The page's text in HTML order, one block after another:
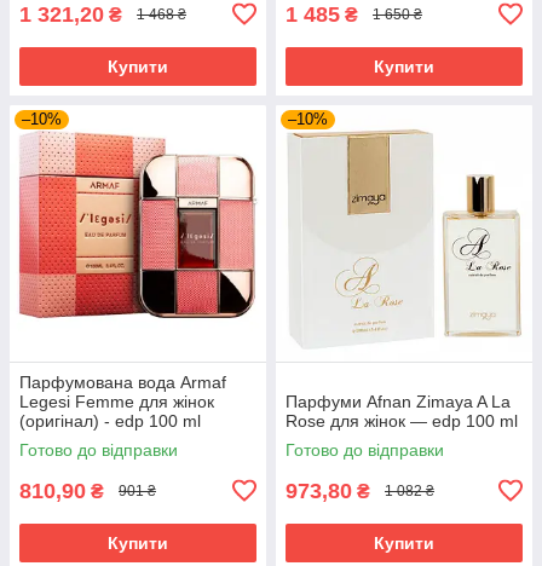
1 321,20 ₴ 1 468 ₴
Купити
1 485 ₴ 1 650 ₴
Купити
–10%
Парфумована вода Armaf
Legesi Femme для жінок
(оригінал) - edp 100 ml
Готово до відправки
810,90 ₴ 901 ₴
Купити
–10%
Парфуми Afnan Zimaya A La
Rose для жінок — edp 100 ml
Готово до відправки
973,80 ₴ 1 082 ₴
Купити